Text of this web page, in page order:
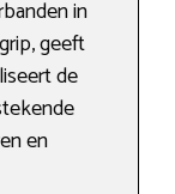
in
geeft
de
en